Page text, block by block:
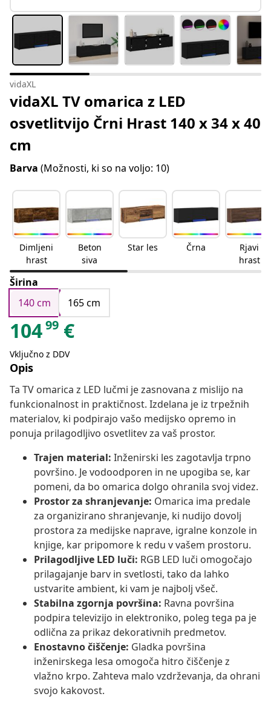
vidaXL
vidaXL TV omarica z LED
osvetlitvijo Črni Hrast 140 x 34 x 40
cm
Barva (Možnosti, ki so na voljo: 10)
Dimljeni
hrast
Beton
siva
Star les Črna
Rjavi
hrast
Širina
140 cm
165 cm
10499 €
Vključno z DDV
Opis
Ta TV omarica z LED lučmi je zasnovana z mislijo na
funkcionalnost in praktičnost. Izdelana je iz trpežnih
materialov, ki podpirajo vašo medijsko opremo in
ponuja prilagodljivo osvetlitev za vaš prostor.
Trajen material: Inženirski les zagotavlja trpno
površino. Je vodoodporen in ne upogiba se, kar
pomeni, da bo omarica dolgo ohranila svoj videz.
Prostor za shranjevanje: Omarica ima predale
za organizirano shranjevanje, ki nudijo dovolj
prostora za medijske naprave, igralne konzole in
knjige, kar pripomore k redu v vašem prostoru.
Prilagodljive LED luči: RGB LED luči omogočajo
prilagajanje barv in svetlosti, tako da lahko
ustvarite ambient, ki vam je najbolj všeč.
Stabilna zgornja površina: Ravna površina
podpira televizijo in elektroniko, poleg tega pa je
odlična za prikaz dekorativnih predmetov.
Enostavno čiščenje: Gladka površina
inženirskega lesa omogoča hitro čiščenje z
vlažno krpo. Zahteva malo vzdrževanja, da ohrani
svojo kakovost.